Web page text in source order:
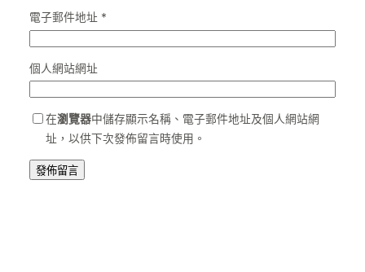
電子郵件地址 *
個人網站網址
在瀏覽器中儲存顯示名稱、電子郵件地址及個人網站網
址，以供下次發佈留言時使用。